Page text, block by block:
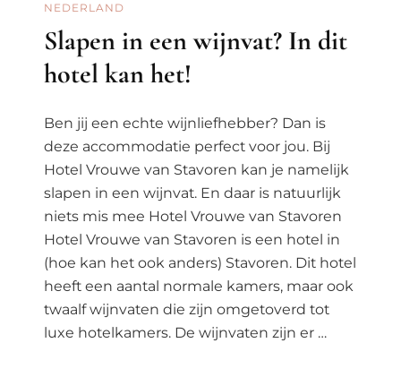
NEDERLAND
Slapen in een wijnvat? In dit
hotel kan het!
Ben jij een echte wijnliefhebber? Dan is
deze accommodatie perfect voor jou. Bij
Hotel Vrouwe van Stavoren kan je namelijk
slapen in een wijnvat. En daar is natuurlijk
niets mis mee Hotel Vrouwe van Stavoren
Hotel Vrouwe van Stavoren is een hotel in
(hoe kan het ook anders) Stavoren. Dit hotel
heeft een aantal normale kamers, maar ook
twaalf wijnvaten die zijn omgetoverd tot
luxe hotelkamers. De wijnvaten zijn er …